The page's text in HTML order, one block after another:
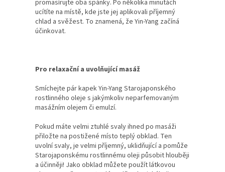
promasírujte oba spánky. Po několika minutách
ucítíte na místě, kde jste jej aplikovali příjemný
chlad a svěžest. To znamená, že Yin-Yang začíná
účinkovat.
Pro relaxační a uvolňující masáž
Smíchejte pár kapek Yin-Yang Starojaponského
rostlinného oleje s jakýmkoliv neparfemovaným
masážním olejem či emulzí.
Pokud máte velmi ztuhlé svaly ihned po masáži
přiložte na postižené místo teplý obklad. Ten
uvolní svaly, je velmi příjemný, uklidňující a pomůže
Starojaponskému rostlinnému oleji působit hlouběji
a účinněji! Jako obklad můžete použít látkovou